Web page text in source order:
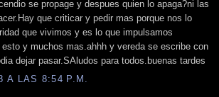
se propage y despues quien lo apaga?ni las
que criticar y pedir mas porque nos lo
que vivimos y es lo que impulsamos
esto y muchos mas.ahhh y vereda se escribe con
dejar pasar.SAludos para todos.buenas tardes
A LAS 8:54 P.M.